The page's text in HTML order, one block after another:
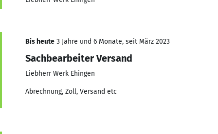
Bis heute 3 Jahre und 6 Monate, seit März 2023
Sachbearbeiter Versand
Liebherr Werk Ehingen
Abrechnung, Zoll, Versand etc